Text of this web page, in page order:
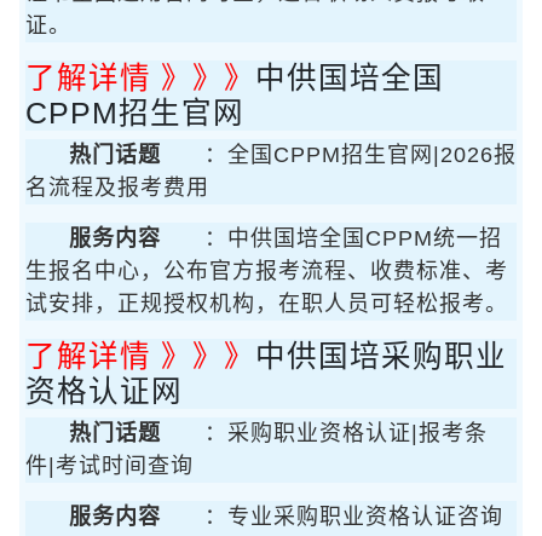
证。
了解详情 》》》 中供国培全国
CPPM招生官网
热门话题
：全国CPPM招生官网|2026报
名流程及报考费用
服务内容
：中供国培全国CPPM统一招
生报名中心，公布官方报考流程、收费标准、考
试安排，正规授权机构，在职人员可轻松报考。
了解详情 》》》 中供国培采购职业
资格认证网
热门话题
：采购职业资格认证|报考条
件|考试时间查询
服务内容
：专业采购职业资格认证咨询